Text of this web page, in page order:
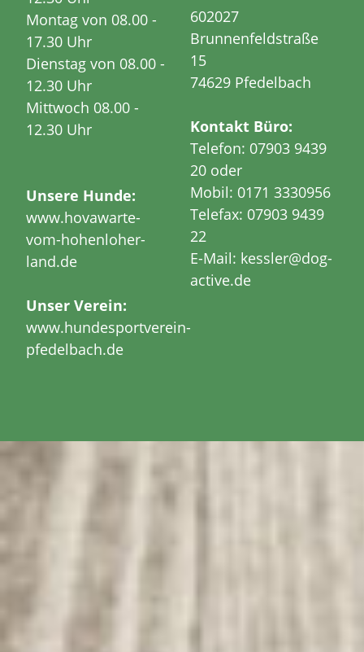
Montag von 08.00 -
17.30 Uhr
Dienstag von 08.00 -
12.30 Uhr
Mittwoch 08.00 -
12.30 Uhr
Unsere Hunde:
www.hovawarte-
vom-hohenloher-
land.de
Unser Verein:
www.hundesportverein-
pfedelbach.de
602027
Brunnenfeldstraße
15
74629 Pfedelbach
Kontakt Büro:
Telefon: 07903 9439
20 oder
Mobil: 0171 3330956
Telefax: 07903 9439
22
E-Mail: kessler@dog-
active.de